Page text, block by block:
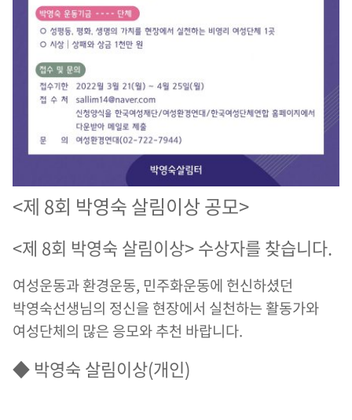
<제 8회 박영숙 살림이상 공모>
<제 8회 박영숙 살림이상> 수상자를 찾습니다.
여성운동과 환경운동, 민주화운동에 헌신하셨던
박영숙선생님의 정신을 현장에서 실천하는 활동가와
여성단체의 많은 응모와 추천 바랍니다.
◆ 박영숙 살림이상(개인)